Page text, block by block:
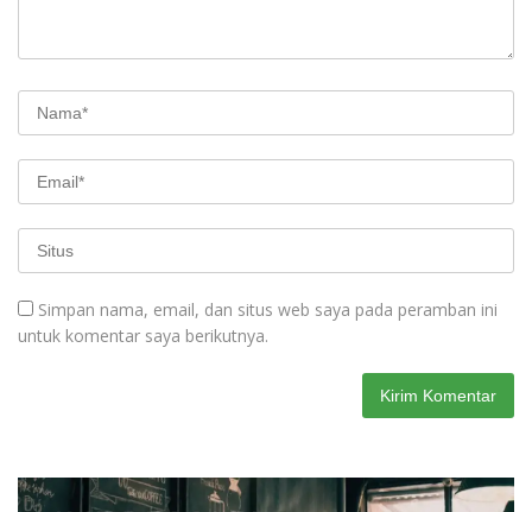
Simpan nama, email, dan situs web saya pada peramban ini
untuk komentar saya berikutnya.